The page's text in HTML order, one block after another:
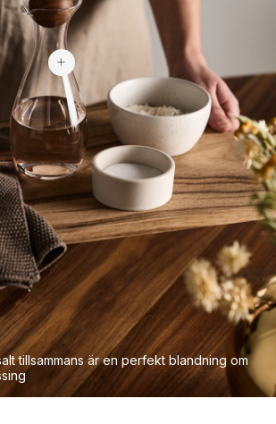
tillsammans är en perfekt blandning om
75 kr